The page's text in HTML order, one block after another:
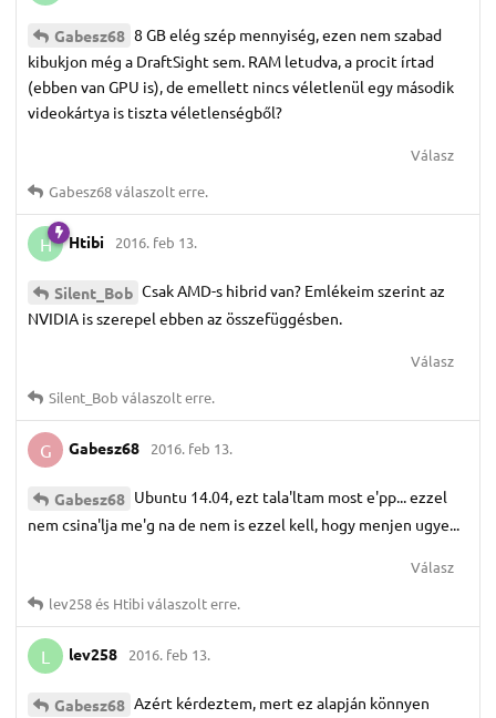
Gabesz68 8 GB elég szép mennyiség, ezen nem szabad
kibukjon még a DraftSight sem. RAM letudva, a procit írtad
(ebben van GPU is), de emellett nincs véletlenül egy második
videokártya is tiszta véletlenségből?
Válasz
Gabesz68válaszolt erre.
H Htibi 2016. feb 13.
Silent_Bob Csak AMD-s hibrid van? Emlékeim szerint az
NVIDIA is szerepel ebben az összefüggésben.
Válasz
Silent_Bob válaszolt erre.
G Gabesz68 2016. feb 13.
Gabesz68 Ubuntu 14.04, ezt tala'ltam most e'pp... ezzel
nem csina'lja me'g na de nem is ezzel kell, hogy menjen ugye...
Válasz
lev258és Htibiválaszolt erre.
L lev258 2016. feb 13.
Gabesz68 Azért kérdeztem, mert ez alapján könnyen